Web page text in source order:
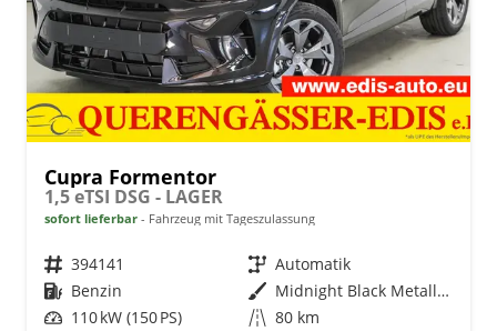
Cupra Formentor
1,5 eTSI DSG - LAGER
sofort lieferbar Fahrzeug mit Tageszulassung
Fahrzeugnr. 394141 Getriebe Automatik
Kraftstoff Benzin Außenfarbe
Midnight Black Metallic (0E)
Leistung 110 kW (150 PS) Kilometerstand 80 km